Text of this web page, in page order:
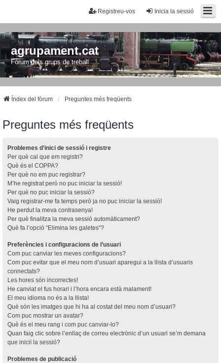
Inicia la sessió
Registreu-vos
agrupament.cat
Fòrum dels grups de treball
Índex del fòrum Preguntes més freqüents
Preguntes més freqüents
Problemes d’inici de sessió i registre
Per què cal que em registri?
Què és el COPPA?
Per què no em puc registrar?
M’he registrat però no puc iniciar la sessió!
Per què no puc iniciar la sessió?
Vaig registrar-me fa temps però ja no puc iniciar la sessió!
He perdut la meva contrasenya!
Per què finalitza la meva sessió automàticament?
Què fa l’opció “Elimina les galetes”?
Preferències i configuracions de l’usuari
Com puc canviar les meves configuracions?
Com puc evitar que el meu nom d’usuari aparegui a la llista d’usuaris
connectats?
Les hores són incorrectes!
He canviat el fus horari i l’hora encara està malament!
El meu idioma no és a la llista!
Què són les imatges que hi ha al costat del meu nom d’usuari?
Com puc mostrar un avatar?
Què és el meu rang i com puc canviar-lo?
Quan faig clic sobre l’enllaç de correu electrònic d’un usuari se’m demana
que iniciï la sessió?
Problemes de publicació